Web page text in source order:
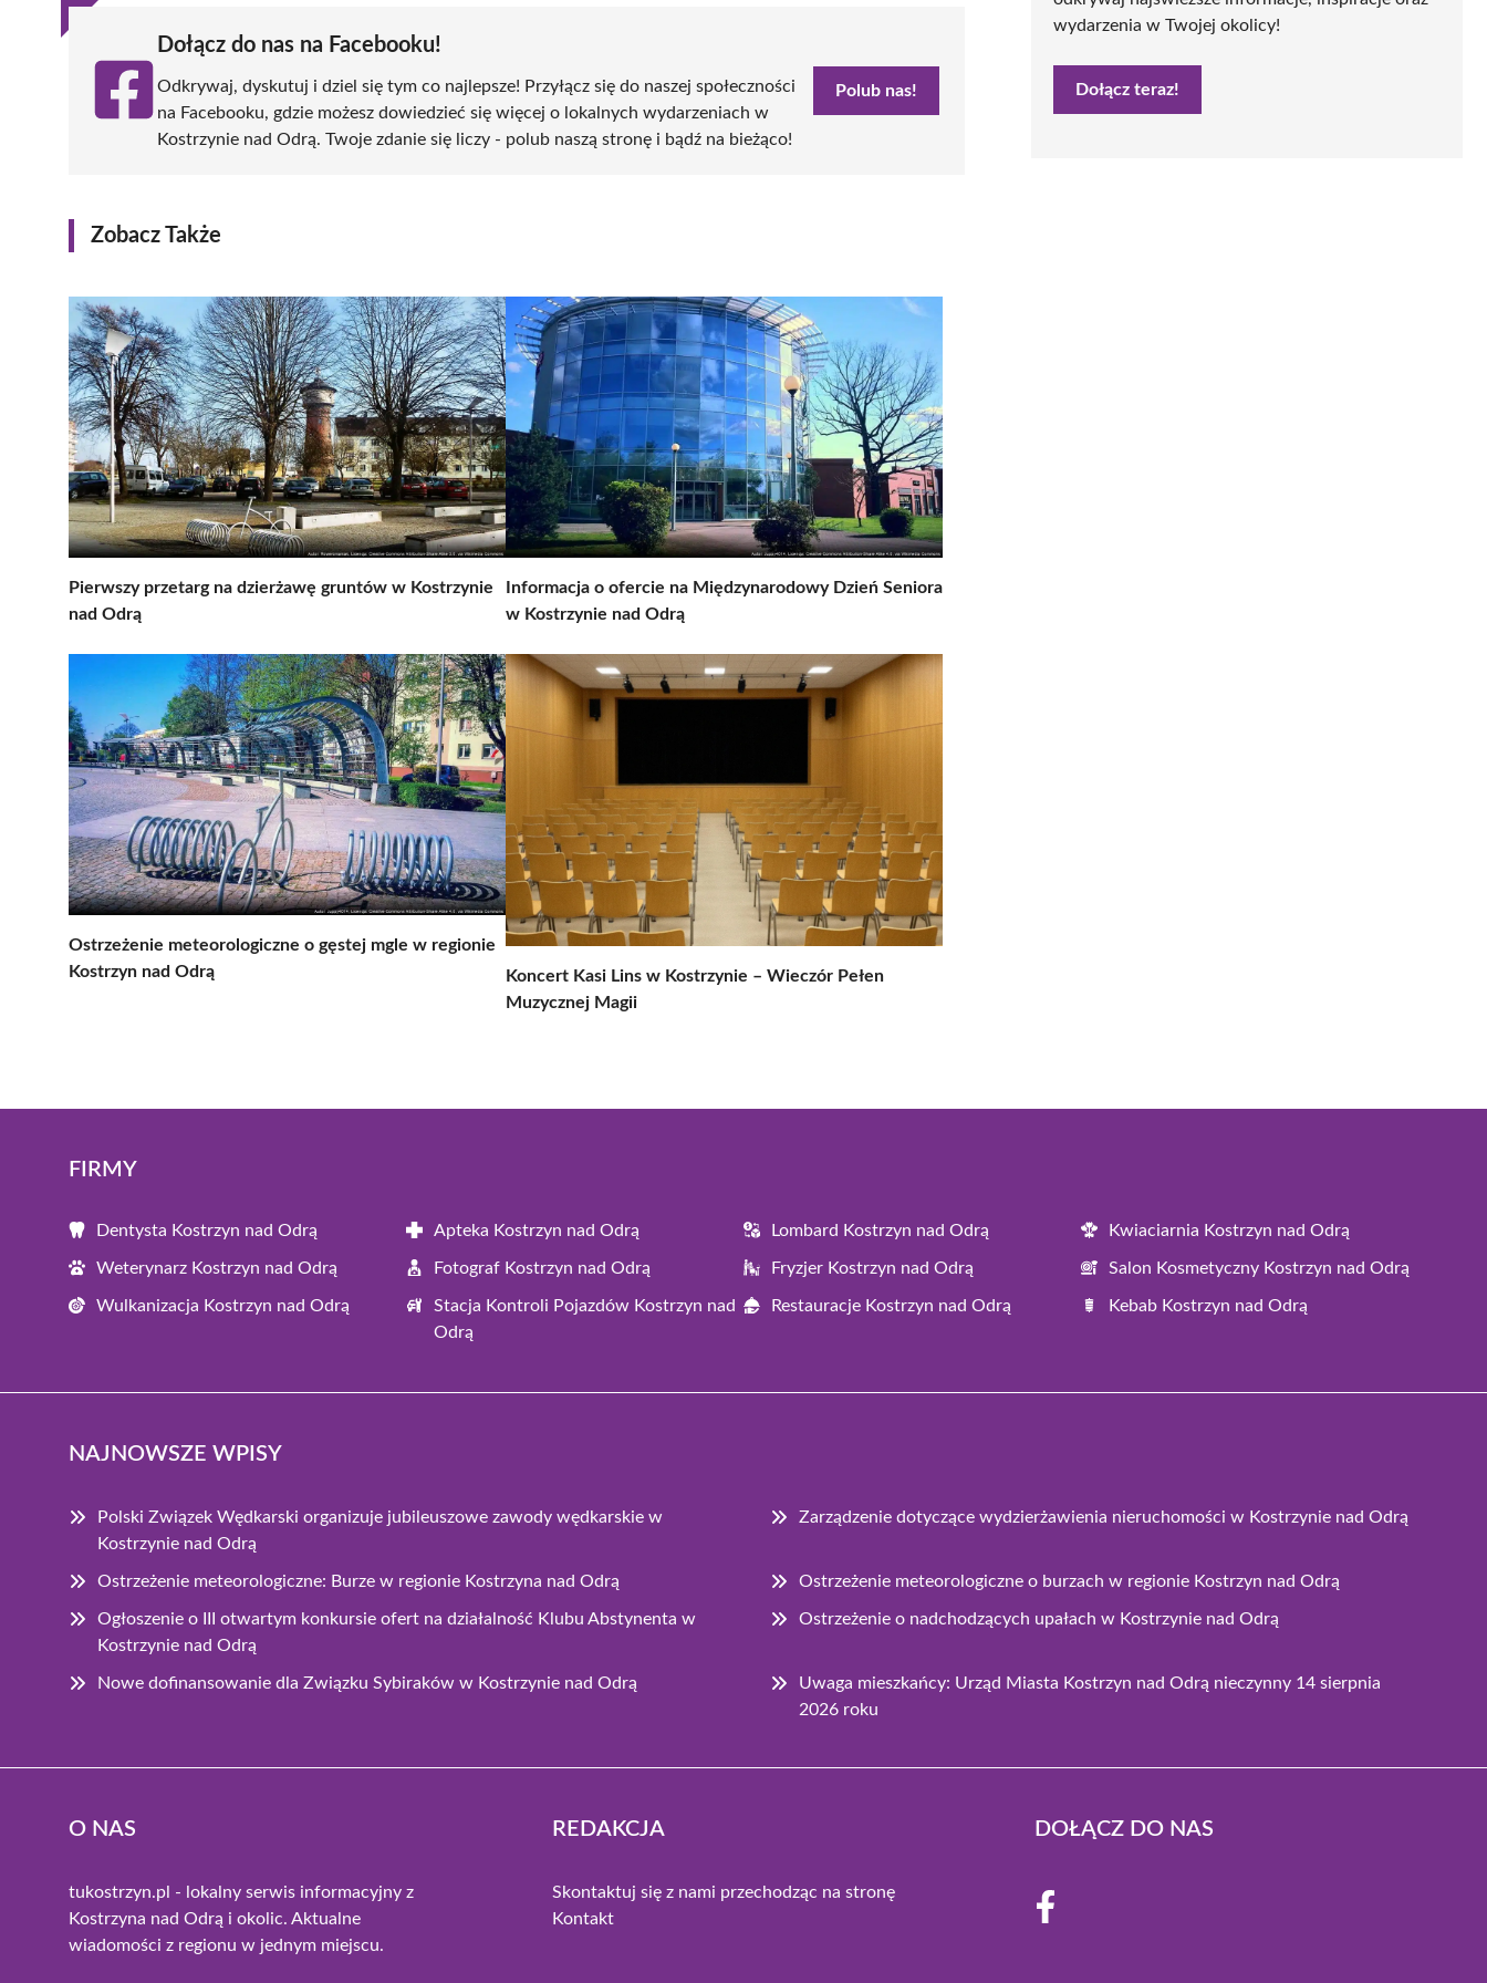
Dołącz do nas na Facebooku!
Odkrywaj, dyskutuj i dziel się tym co najlepsze! Przyłącz się do naszej społeczności
na Facebooku, gdzie możesz dowiedzieć się więcej o lokalnych wydarzeniach w
Kostrzynie nad Odrą. Twoje zdanie się liczy - polub naszą stronę i bądź na bieżąco!
Polub nas!
Zobacz Także
Pierwszy przetarg na dzierżawę gruntów w Kostrzynie
nad Odrą
Informacja o ofercie na Międzynarodowy Dzień Seniora
w Kostrzynie nad Odrą
Ostrzeżenie meteorologiczne o gęstej mgle w regionie
Kostrzyn nad Odrą
Koncert Kasi Lins w Kostrzynie – Wieczór Pełen
Muzycznej Magii
wydarzenia w Twojej okolicy!
Dołącz teraz!
FIRMY
Dentysta Kostrzyn nad Odrą Apteka Kostrzyn nad Odrą Lombard Kostrzyn nad Odrą Kwiaciarnia Kostrzyn nad Odrą
Weterynarz Kostrzyn nad Odrą Fotograf Kostrzyn nad Odrą Fryzjer Kostrzyn nad Odrą Salon Kosmetyczny Kostrzyn nad Odrą
Wulkanizacja Kostrzyn nad Odrą
Stacja Kontroli Pojazdów Kostrzyn nad
Odrą
Restauracje Kostrzyn nad Odrą Kebab Kostrzyn nad Odrą
NAJNOWSZE WPISY
Polski Związek Wędkarski organizuje jubileuszowe zawody wędkarskie w
Kostrzynie nad Odrą
Zarządzenie dotyczące wydzierżawienia nieruchomości w Kostrzynie nad Odrą
Ostrzeżenie meteorologiczne: Burze w regionie Kostrzyna nad Odrą Ostrzeżenie meteorologiczne o burzach w regionie Kostrzyn nad Odrą
Ogłoszenie o III otwartym konkursie ofert na działalność Klubu Abstynenta w
Kostrzynie nad Odrą
Ostrzeżenie o nadchodzących upałach w Kostrzynie nad Odrą
Nowe dofinansowanie dla Związku Sybiraków w Kostrzynie nad Odrą
Uwaga mieszkańcy: Urząd Miasta Kostrzyn nad Odrą nieczynny 14 sierpnia
2026 roku
O NAS
tukostrzyn.pl - lokalny serwis informacyjny z
Kostrzyna nad Odrą i okolic. Aktualne
wiadomości z regionu w jednym miejscu.
REDAKCJA
Skontaktuj się z nami przechodząc na stronę
Kontakt
DOŁĄCZ DO NAS